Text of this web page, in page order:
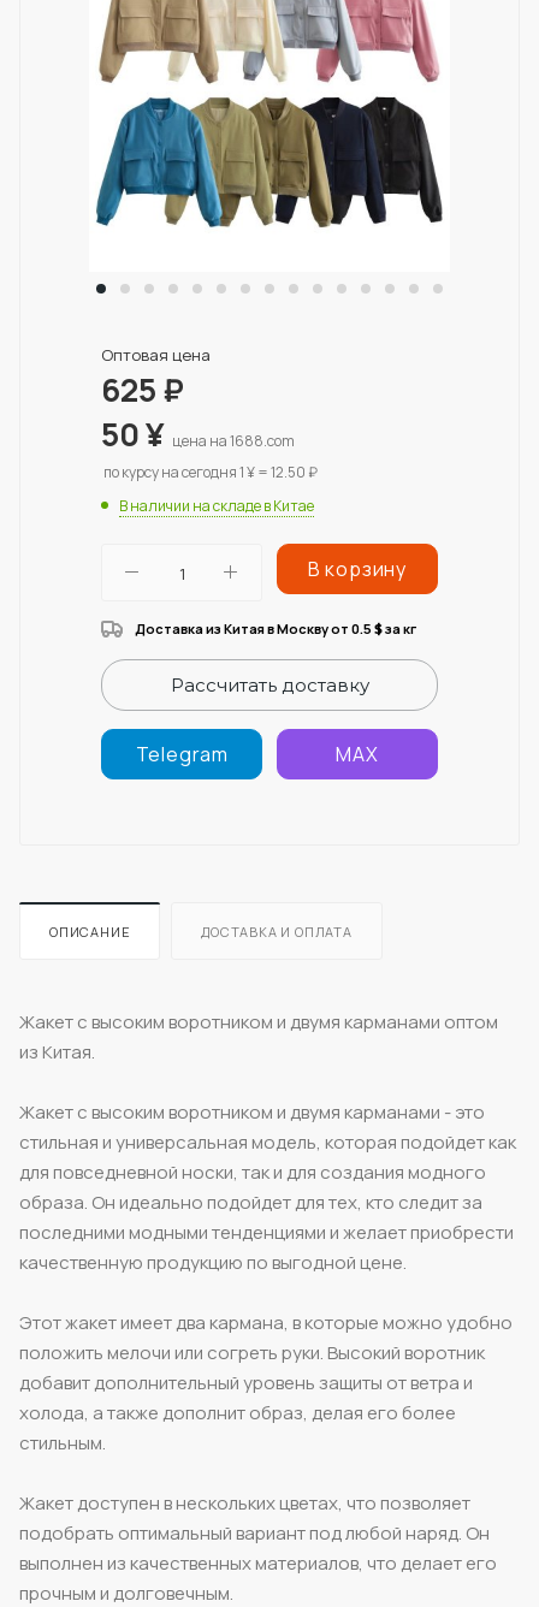
Оптовая цена
625₽
50¥ цена на 1688.com
по курсу на сегодня 1 ¥ = 12.50 ₽
В наличии на складе в Китае
В корзину
Доставка из Китая в Москву от 0.5 $за кг
Рассчитать доставку
Telegram MAX
ОПИСАНИЕ ДОСТАВКА И ОПЛАТА
Жакет с высоким воротником и двумя карманами оптом
из Китая.
Жакет с высоким воротником и двумя карманами - это
стильная и универсальная модель, которая подойдет как
для повседневной носки, так и для создания модного
образа. Он идеально подойдет для тех, кто следит за
последними модными тенденциями и желает приобрести
качественную продукцию по выгодной цене.
Этот жакет имеет два кармана, в которые можно удобно
положить мелочи или согреть руки. Высокий воротник
добавит дополнительный уровень защиты от ветра и
холода, а также дополнит образ, делая его более
стильным.
Жакет доступен в нескольких цветах, что позволяет
подобрать оптимальный вариант под любой наряд. Он
выполнен из качественных материалов, что делает его
прочным и долговечным.